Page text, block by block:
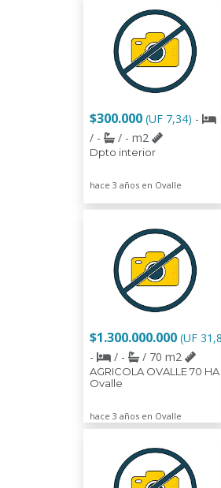
$300.000 (UF 7,34) -
/ -
/ - m2
Dpto interior
hace 3 años en Ovalle
$1.300.000.000 (UF
-
/ - / 70 m2
AGRICOLA OVALLE 70 HA
Ovalle
hace 3 años en Ovalle